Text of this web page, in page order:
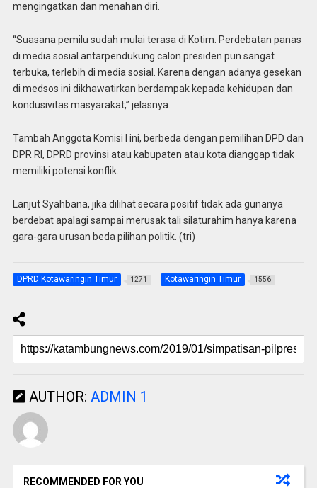
mengingatkan dan menahan diri.
“Suasana pemilu sudah mulai terasa di Kotim. Perdebatan panas
di media sosial antarpendukung calon presiden pun sangat
terbuka, terlebih di media sosial. Karena dengan adanya gesekan
di medsos ini dikhawatirkan berdampak kepada kehidupan dan
kondusivitas masyarakat,” jelasnya.
Tambah Anggota Komisi I ini, berbeda dengan pemilihan DPD dan
DPR RI, DPRD provinsi atau kabupaten atau kota dianggap tidak
memiliki potensi konflik.
Lanjut Syahbana, jika dilihat secara positif tidak ada gunanya
berdebat apalagi sampai merusak tali silaturahim hanya karena
gara-gara urusan beda pilihan politik. (tri)
DPRD Kotawaringin Timur 1271 Kotawaringin Timur 1556
AUTHOR: ADMIN 1
RECOMMENDED FOR YOU